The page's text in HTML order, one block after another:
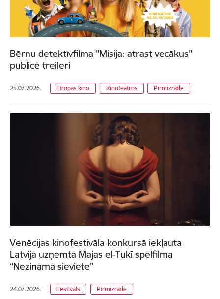
Bērnu detektīvfilma "Misija: atrast vecākus"
publicē treileri
25.07.2026. Eiropas kino Kinoteātros Pirmizrāde
Venēcijas kinofestivāla konkursā iekļauta
Latvijā uzņemtā Majas el-Tukī spēlfilma
“Nezināmā sieviete”
24.07.2026. Festivāls Pirmizrāde